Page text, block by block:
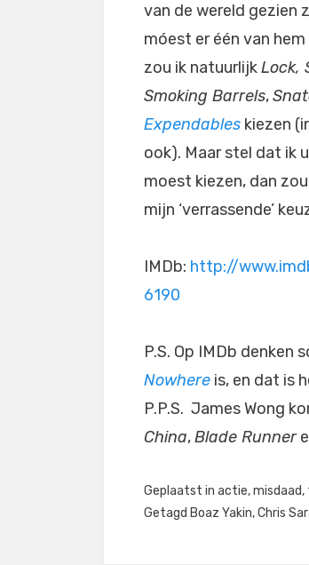
van de wereld gezien
móest er één van hem
zou ik natuurlijkLock,
Smoking Barrels,
Expendables kiezen
ook). Maar stel dat ik
moest kiezen, dan zou
mijn ‘verrassende’
IMDb: http://
6190
P.S. Op IMDb denken
Nowhere is, en dat is
P.P.S. James Wong
China,Blade Runner
Geplaatst in actie,misdaad,
Getagd Boaz Yakin,Chris